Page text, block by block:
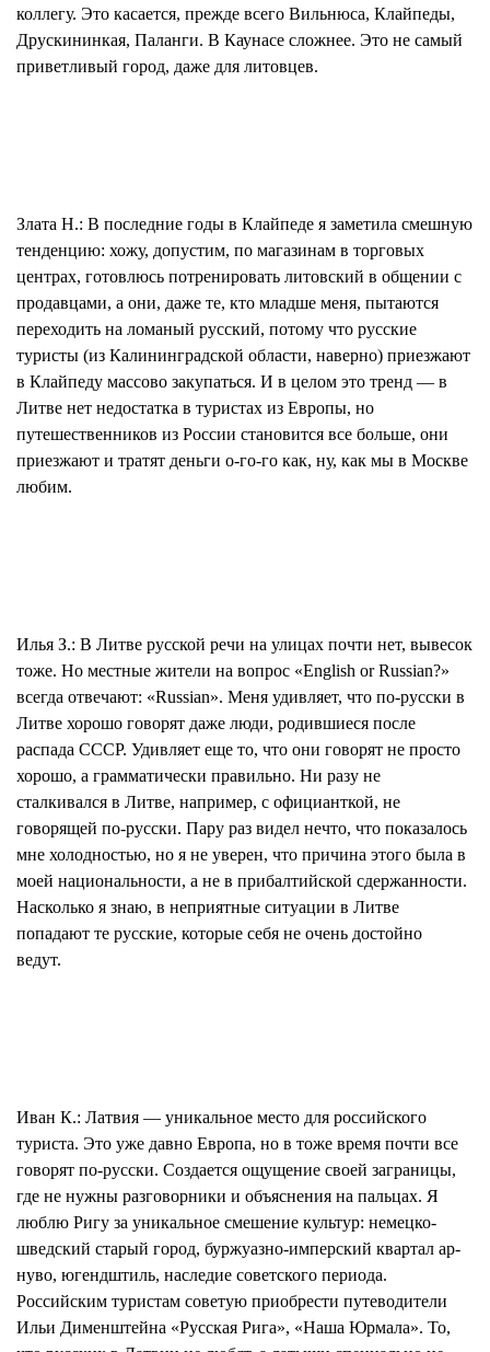
коллегу. Это касается, прежде всего Вильнюса, Клайпеды,
Друскининкая, Паланги. В Каунасе сложнее. Это не самый
приветливый город, даже для литовцев.
Злата Н.: В последние годы в Клайпеде я заметила смешную
тенденцию: хожу, допустим, по магазинам в торговых
центрах, готовлюсь потренировать литовский в общении с
продавцами, а они, даже те, кто младше меня, пытаются
переходить на ломаный русский, потому что русские
туристы (из Калининградской области, наверно) приезжают
в Клайпеду массово закупаться. И в целом это тренд — в
Литве нет недостатка в туристах из Европы, но
путешественников из России становится все больше, они
приезжают и тратят деньги о-го-го как, ну, как мы в Москве
любим.
Илья З.: В Литве русской речи на улицах почти нет, вывесок
тоже. Но местные жители на вопрос «English or Russian?»
всегда отвечают: «Russian». Меня удивляет, что по-русски в
Литве хорошо говорят даже люди, родившиеся после
распада СССР. Удивляет еще то, что они говорят не просто
хорошо, а грамматически правильно. Ни разу не
сталкивался в Литве, например, с официанткой, не
говорящей по-русски. Пару раз видел нечто, что показалось
мне холодностью, но я не уверен, что причина этого была в
моей национальности, а не в прибалтийской сдержанности.
Насколько я знаю, в неприятные ситуации в Литве
попадают те русские, которые себя не очень достойно
ведут.
Иван К.: Латвия — уникальное место для российского
туриста. Это уже давно Европа, но в тоже время почти все
говорят по-русски. Создается ощущение своей заграницы,
где не нужны разговорники и объяснения на пальцах. Я
люблю Ригу за уникальное смешение культур: немецко-
шведский старый город, буржуазно-имперский квартал ар-
нуво, югендштиль, наследие советского периода.
Российским туристам советую приобрести путеводители
Ильи Дименштейна «Русская Рига», «Наша Юрмала». То,